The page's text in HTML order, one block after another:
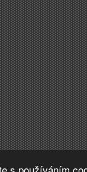
s používáním